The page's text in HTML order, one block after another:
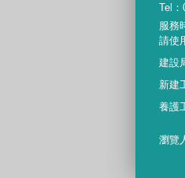
Tel：
服務
請使
建設
新建
養護
瀏覽